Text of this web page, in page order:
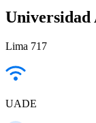
Universidad
Lima 717
UADE